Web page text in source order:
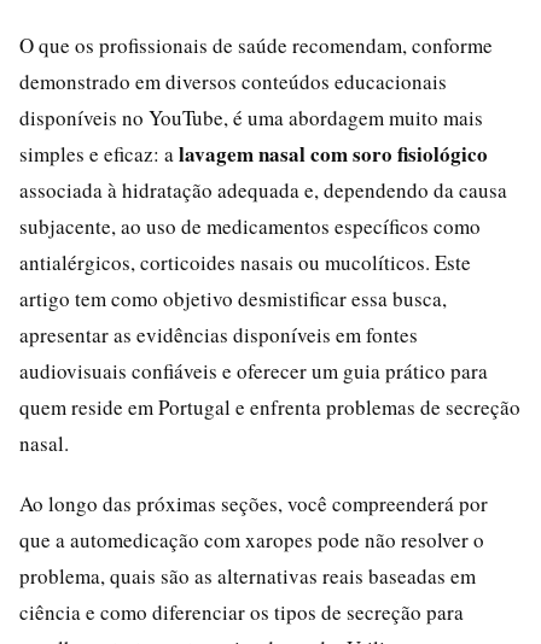
O que os profissionais de saúde recomendam, conforme
demonstrado em diversos conteúdos educacionais
disponíveis no YouTube, é uma abordagem muito mais
simples e eficaz: a lavagem nasal com soro fisiológico
associada à hidratação adequada e, dependendo da causa
subjacente, ao uso de medicamentos específicos como
antialérgicos, corticoides nasais ou mucolíticos. Este
artigo tem como objetivo desmistificar essa busca,
apresentar as evidências disponíveis em fontes
audiovisuais confiáveis e oferecer um guia prático para
quem reside em Portugal e enfrenta problemas de secreção
nasal.
Ao longo das próximas seções, você compreenderá por
que a automedicação com xaropes pode não resolver o
problema, quais são as alternativas reais baseadas em
ciência e como diferenciar os tipos de secreção para